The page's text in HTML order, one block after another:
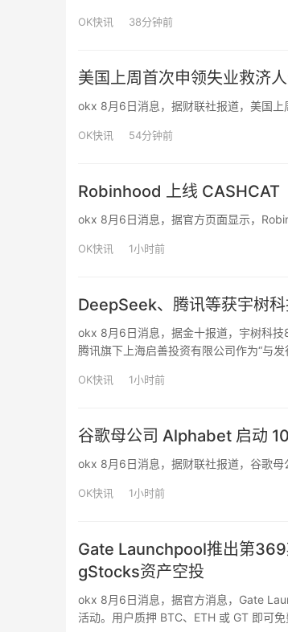
OK快讯 38分钟前
美国上周首次申领失业救济
okx 8月6日消息，据财联社报道，美国上
OK快讯 54分钟前
Robinhood 上线 CASHCAT
okx 8月6日消息，据官方页面显示，
OK快讯 1小时前
DeepSeek、腾讯等获宇树
okx 8月6日消息，据金十报道，宇树科技
腾讯旗下上海启善投资有限公司作为“与
OK快讯 1小时前
谷歌母公司 Alphabet 启动
okx 8月6日消息，据财联社报道，谷歌母
OK快讯 1小时前
Gate Launchpool推出第369
gStocks资产空投
okx 8月6日消息，据官方消息，Gate
活动。用户质押 BTC、ETH 或 GT 即可